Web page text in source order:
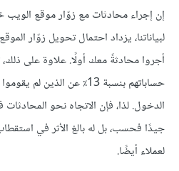
إن إجراء محادثات مع زوّار موقع
لبياناتنا، يزداد احتمال تحويل زوّار
أجروا محادثةً معك أولًا. علاوة على ذلك،
حساباتهم بنسبة 13٪ عن
الدخول. لذا، فإن الاتجاه نحو
جيدًا فحسب، بل له بالغ الأثر في
لعملاء أيضًا.